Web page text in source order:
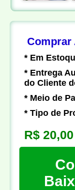
Comprar
* Em
* Entrega
do Cliente
* Meio de
* Tipo de
R$ 20,00